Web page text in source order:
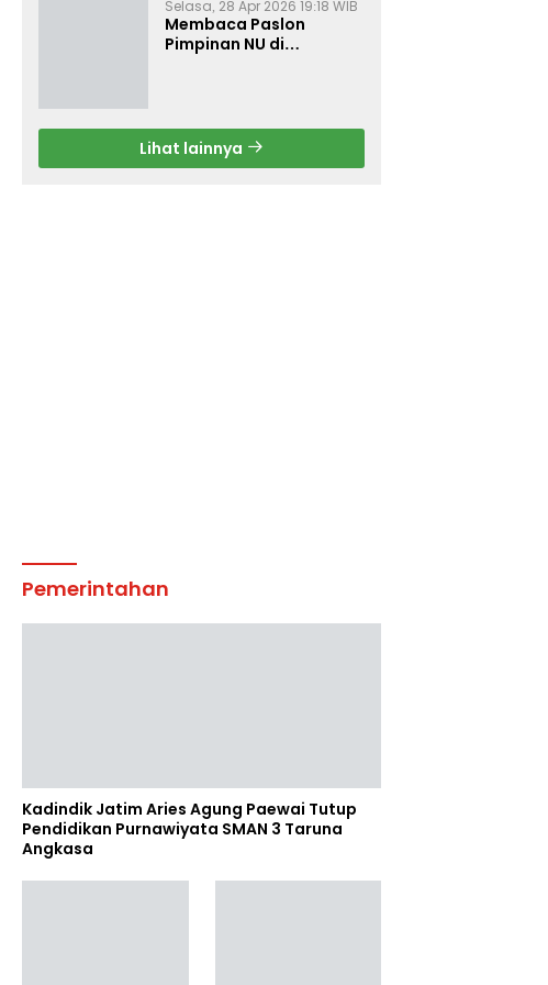
Selasa, 28 Apr 2026 19:18 WIB
Membaca Paslon
Pimpinan NU di
Lihat lainnya
Pemerintahan
Kadindik Jatim Aries Agung Paewai Tutup
Pendidikan Purnawiyata SMAN 3 Taruna
Angkasa